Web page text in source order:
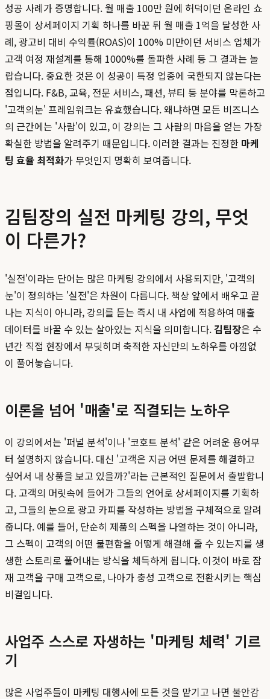
성공 사례가 증명합니다. 월 매출 100만 원에 허덕이던 온라인 쇼
핑몰이 상세페이지 기획 하나를 바꾼 뒤 월 매출 1억을 달성한 사
례, 광고비 대비 수익률(ROAS)이 100% 미만이던 서비스 업체가
고객 여정 재설계를 통해 1000%를 돌파한 사례 등 그 결과는 놀
랍습니다. 중요한 것은 이 성공이 특정 업종에 국한되지 않는다는
점입니다. F&B, 교육, 전문 서비스, 패션, 뷰티 등 분야를 막론하고
'고객의눈' 프레임워크는 유효했습니다. 왜냐하면 모든 비즈니스
의 근간에는 '사람'이 있고, 이 강의는 그 사람의 마음을 얻는 가장
확실한 방법을 알려주기 때문입니다. 이러한 결과는 진정한 마케
팅 효율 최적화가 무엇인지 명확히 보여줍니다.
김팀장의 실전 마케팅 강의, 무엇
이 다른가?
'실전'이라는 단어는 많은 마케팅 강의에서 사용되지만, '고객의
눈'이 정의하는 '실전'은 차원이 다릅니다. 책상 앞에서 배우고 끝
나는 지식이 아니라, 강의를 듣는 즉시 내 사업에 적용하여 매출
데이터를 바꿀 수 있는 살아있는 지식을 의미합니다.김팀장은 수
년간 직접 현장에서 부딪히며 축적한 자신만의 노하우를 아낌없
이 풀어놓습니다.
이론을 넘어 '매출'로 직결되는 노하우
이 강의에서는 '퍼널 분석'이나 '코호트 분석' 같은 어려운 용어부
터 설명하지 않습니다. 대신 '고객은 지금 어떤 문제를 해결하고
싶어서 내 상품을 보고 있을까?'라는 근본적인 질문에서 출발합니
다. 고객의 머릿속에 들어가 그들의 언어로 상세페이지를 기획하
고, 그들의 눈으로 광고 카피를 작성하는 방법을 구체적으로 알려
줍니다. 예를 들어, 단순히 제품의 스펙을 나열하는 것이 아니라,
그 스펙이 고객의 어떤 불편함을 어떻게 해결해 줄 수 있는지를 생
생한 스토리로 풀어내는 방식을 체득하게 됩니다. 이것이 바로 잠
재 고객을 구매 고객으로, 나아가 충성 고객으로 전환시키는 핵심
비결입니다.
사업주 스스로 자생하는 '마케팅 체력' 기르
기
많은 사업주들이 마케팅 대행사에 모든 것을 맡기고 나면 불안감